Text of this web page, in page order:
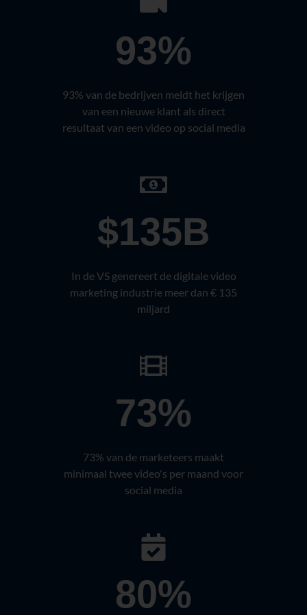
93%
93% van de bedrijven meldt het krijgen
van een nieuwe klant als direct
resultaat van een video op social media
$135B
In de VS genereert de digitale video
marketing industrie meer dan € 135
miljard
73%
73% van de marketeers maakt
minimaal twee video's per maand voor
social media
80%